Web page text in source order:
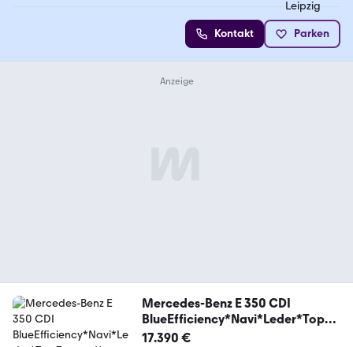
Kontakt Parken
Mercedes-Benz E 350 CDI
BlueEfficiency*Navi*Leder*Top
Zustand*
17.390 €